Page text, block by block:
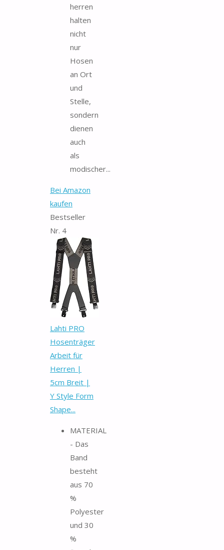
herren
halten
nicht
nur
Hosen
an Ort
und
Stelle,
sondern
dienen
auch
als
modischer...
Bei Amazon
kaufen
Bestseller
Nr. 4
Lahti PRO
Hosenträger
Arbeit für
Herren |
5cm Breit |
Y Style Form
Shape...
MATERIAL
- Das
Band
besteht
aus 70
%
Polyester
und 30
%